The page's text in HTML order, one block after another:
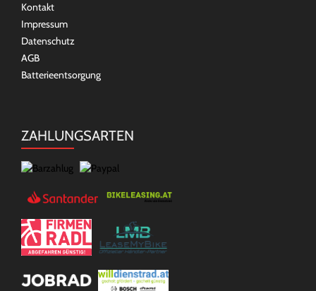
Kontakt
Impressum
Datenschutz
AGB
Batterieentsorgung
ZAHLUNGSARTEN